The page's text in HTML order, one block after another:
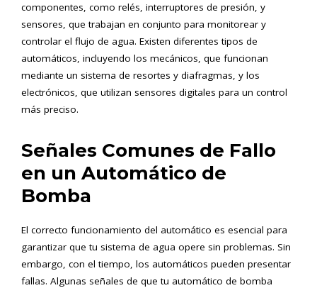
componentes, como relés, interruptores de presión, y
sensores, que trabajan en conjunto para monitorear y
controlar el flujo de agua. Existen diferentes tipos de
automáticos, incluyendo los mecánicos, que funcionan
mediante un sistema de resortes y diafragmas, y los
electrónicos, que utilizan sensores digitales para un control
más preciso.
Señales Comunes de Fallo
en un Automático de
Bomba
El correcto funcionamiento del automático es esencial para
garantizar que tu sistema de agua opere sin problemas. Sin
embargo, con el tiempo, los automáticos pueden presentar
fallas. Algunas señales de que tu automático de bomba